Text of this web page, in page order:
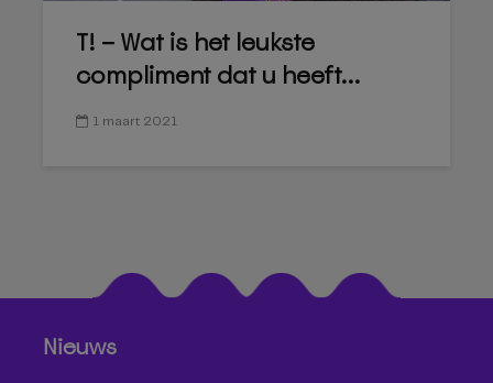
T! – Wat is het leukste
compliment dat u heeft...
1 maart 2021
Nieuws